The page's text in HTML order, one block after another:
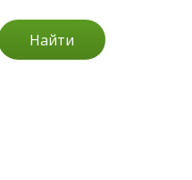
Найти